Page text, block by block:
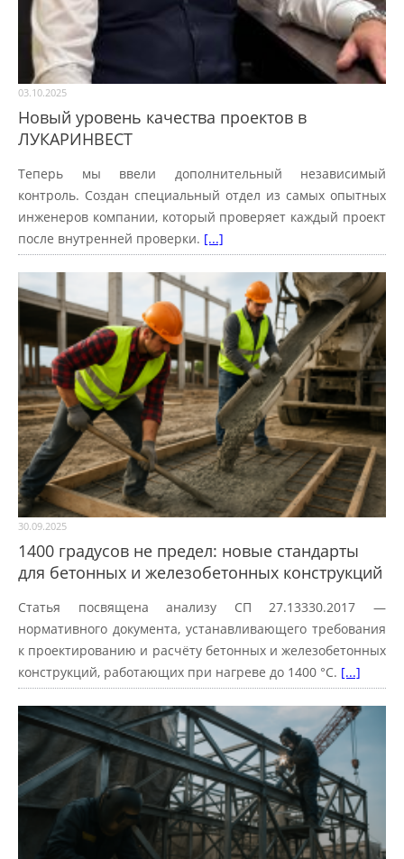
03.10.2025
Новый уровень качества проектов в
ЛУКАРИНВЕСТ
Теперь мы ввели дополнительный независимый
контроль. Создан специальный отдел из самых опытных
инженеров компании, который проверяет каждый проект
после внутренней проверки. [...]
30.09.2025
1400 градусов не предел: новые стандарты
для бетонных и железобетонных конструкций
Статья посвящена анализу СП 27.13330.2017 —
нормативного документа, устанавливающего требования
к проектированию и расчёту бетонных и железобетонных
конструкций, работающих при нагреве до 1400 °C. [...]